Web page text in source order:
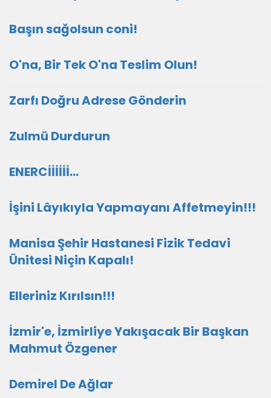
Başın sağolsun coni!
O'na, Bir Tek O'na Teslim Olun!
Zarfı Doğru Adrese Gönderin
Zulmü Durdurun
ENERCİİİİİİ...
İşini Lâyıkıyla Yapmayanı Affetmeyin!!!
Manisa Şehir Hastanesi Fizik Tedavi
Ünitesi Niçin Kapalı!
Elleriniz Kırılsın!!!
İzmir'e, İzmirliye Yakışacak Bir Başkan
Mahmut Özgener
Demirel De Ağlar